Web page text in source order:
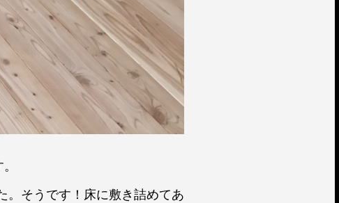
。そうです！床に敷き詰めてあ